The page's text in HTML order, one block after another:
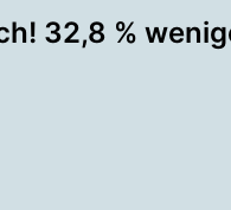
32,8 %